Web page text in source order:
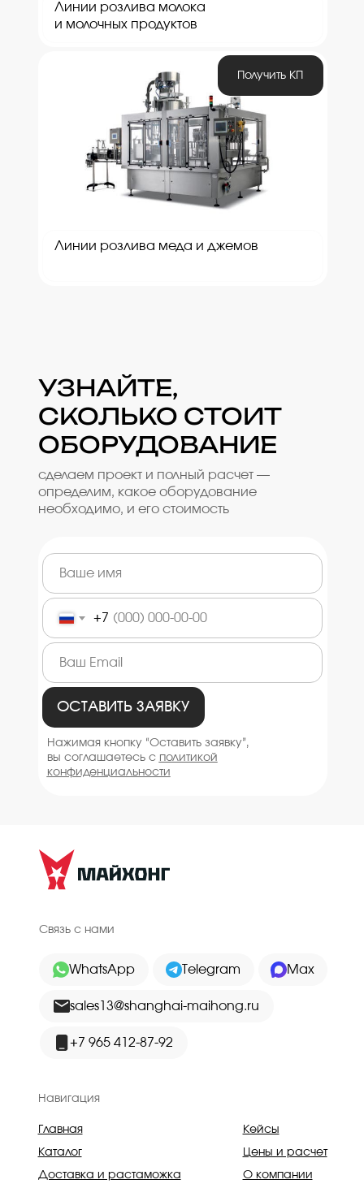
Получить КП
Линии розлива меда и джемов
Линии розлива молока
и молочных продуктов
Нажимая кнопку “Оставить заявку”,
вы соглашаетесь с политикой
конфиденциальности
сделаем проект и полный расчет —
определим, какое оборудование
необходимо, и его стоимость
УЗНАЙТЕ,
СКОЛЬКО СТОИТ
ОБОРУДОВАНИЕ
+7
ОСТАВИТЬ ЗАЯВКУ
Связь с нами
+7 965 412-87-92
sales13@shanghai-maihong.ru
Max
Telegram
WhatsApp
О компании
Цены и расчет
Кейсы
Доставка и растаможка
Каталог
Главная
Навигация